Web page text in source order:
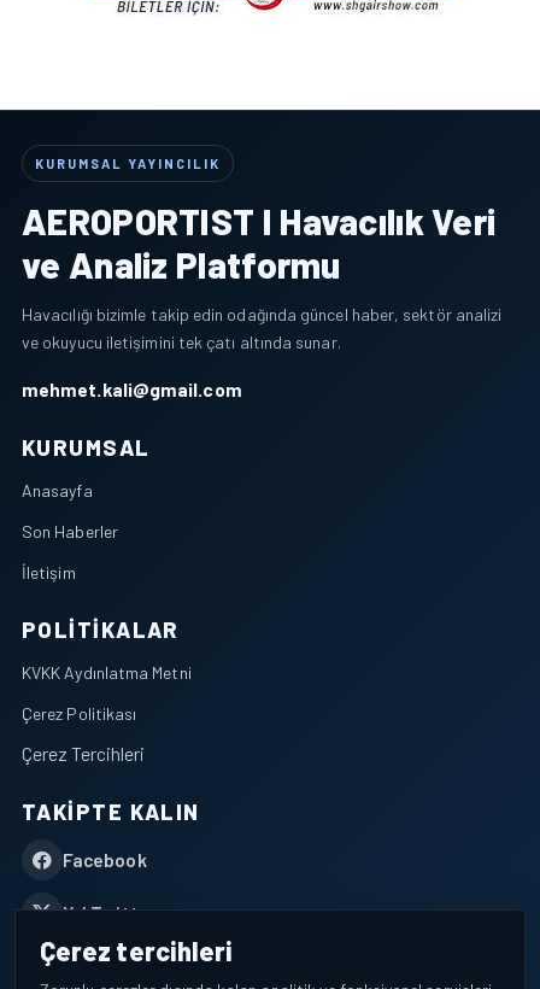
KURUMSAL YAYINCILIK
AEROPORTIST I Havacılık Veri
ve Analiz Platformu
Havacılığı bizimle takip edin odağında güncel haber, sektör analizi
ve okuyucu iletişimini tek çatı altında sunar.
mehmet.kali@gmail.com
KURUMSAL
Anasayfa
Son Haberler
İletişim
POLITIKALAR
KVKK Aydınlatma Metni
Çerez Politikası
Çerez Tercihleri
TAKIPTE KALIN
Facebook
X / Twitter
YouTube
Çerez tercihleri